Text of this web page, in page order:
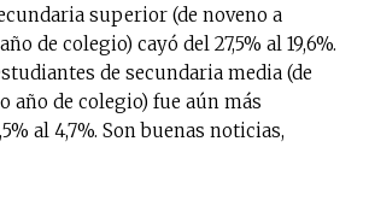
superior (de noveno a
de colegio) cayó del 27,5% al 19,6%.
de secundaria media (de
año de colegio) fue aún más
al 4,7%. Son buenas noticias,